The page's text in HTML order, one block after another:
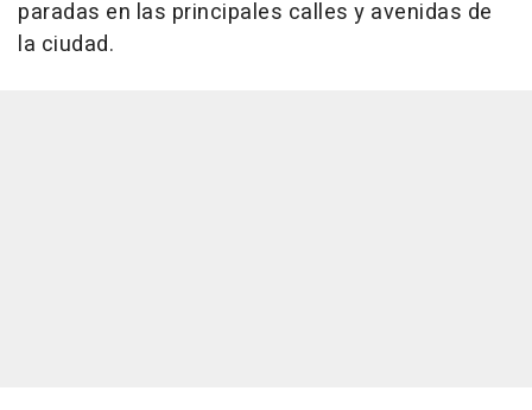
paradas en las principales calles y avenidas de
la ciudad.